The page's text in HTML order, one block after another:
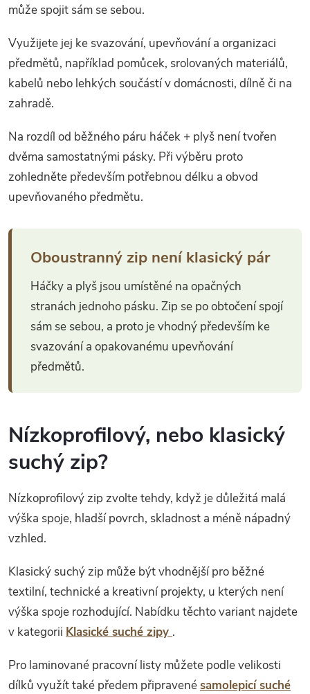
může spojit sám se sebou.
Využijete jej ke svazování, upevňování a organizaci
předmětů, například pomůcek, srolovaných materiálů,
kabelů nebo lehkých součástí v domácnosti, dílně či na
zahradě.
Na rozdíl od běžného páru háček + plyš není tvořen
dvěma samostatnými pásky. Při výběru proto
zohledněte především potřebnou délku a obvod
upevňovaného předmětu.
Oboustranný zip není klasický pár
Háčky a plyš jsou umístěné na opačných
stranách jednoho pásku. Zip se po obtočení spojí
sám se sebou, a proto je vhodný především ke
svazování a opakovanému upevňování
předmětů.
Nízkoprofilový, nebo klasický
suchý zip?
Nízkoprofilový zip zvolte tehdy, když je důležitá malá
výška spoje, hladší povrch, skladnost a méně nápadný
vzhled.
Klasický suchý zip může být vhodnější pro běžné
textilní, technické a kreativní projekty, u kterých není
výška spoje rozhodující. Nabídku těchto variant najdete
v kategorii Klasické suché zipy .
Pro laminované pracovní listy můžete podle velikosti
dílků využít také předem připravenésamolepicí suché